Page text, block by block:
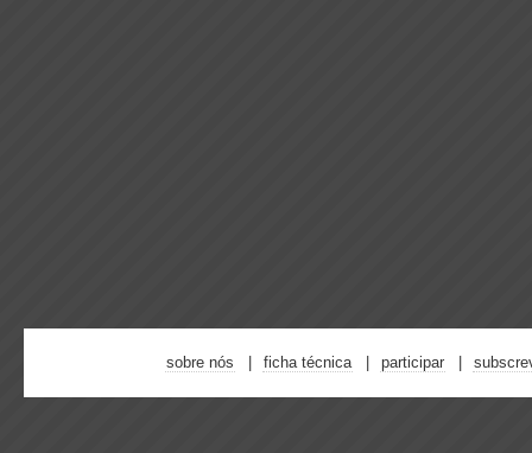
sobre nós ficha técnica participar